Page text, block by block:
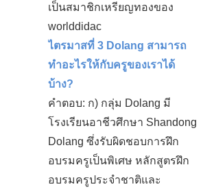
เป็นสมาชิกเหรียญทองของ
worlddidac
ไตรมาสที่ 3 Dolang สามารถ
ทำอะไรให้กับครูของเราได้
บ้าง?
คำตอบ: ก) กลุ่ม Dolang มี
โรงเรียนอาชีวศึกษา Shandong
Dolang ซึ่งรับผิดชอบการฝึก
อบรมครูเป็นพิเศษ หลักสูตรฝึก
อบรมครูประจำชาติและ